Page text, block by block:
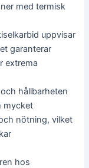
med termisk
uppvisar
garanterar
extrema
hållbarheten
mycket
nötning, vilket
hos